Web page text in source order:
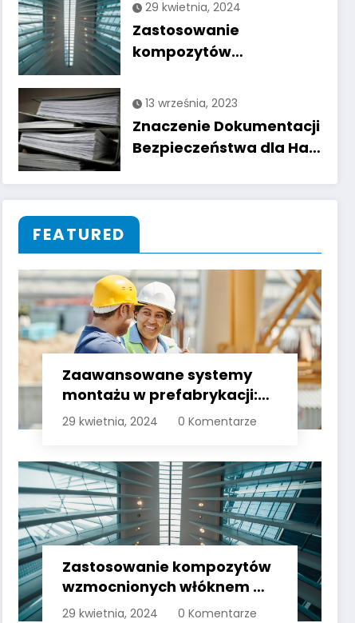
na efektywność budowy
29 kwietnia, 2024
Zastosowanie
kompozytów
w konstrukcjach
prefabrykowanych
13 września, 2023
Znaczenie Dokumentacji
Bezpieczeństwa dla Hal
Certyfikacji
FEATURED
Zaawansowane systemy
montażu w prefabrykacji:
jak nowe technologie
29 kwietnia, 2024 0 Komentarze
Zastosowanie kompozytów
wzmocnionych włóknem w
konstrukcjach
29 kwietnia, 2024 0 Komentarze